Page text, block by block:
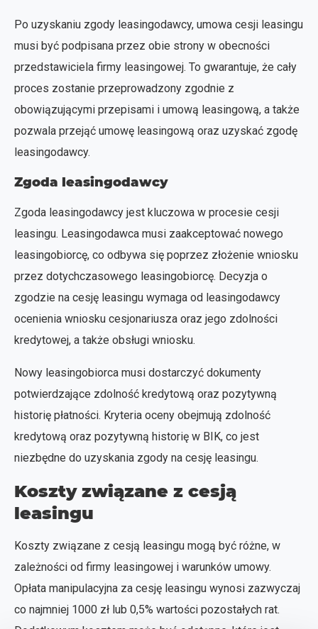
Po uzyskaniu zgody leasingodawcy, umowa cesji leasingu
musi być podpisana przez obie strony w obecności
przedstawiciela firmy leasingowej. To gwarantuje, że cały
proces zostanie przeprowadzony zgodnie z
obowiązującymi przepisami i umową leasingową, a także
pozwala przejąć umowę leasingową oraz uzyskać zgodę
leasingodawcy.
Zgoda leasingodawcy
Zgoda leasingodawcy jest kluczowa w procesie cesji
leasingu. Leasingodawca musi zaakceptować nowego
leasingobiorcę, co odbywa się poprzez złożenie wniosku
przez dotychczasowego leasingobiorcę. Decyzja o
zgodzie na cesję leasingu wymaga od leasingodawcy
ocenienia wniosku cesjonariusza oraz jego zdolności
kredytowej, a także obsługi wniosku.
Nowy leasingobiorca musi dostarczyć dokumenty
potwierdzające zdolność kredytową oraz pozytywną
historię płatności. Kryteria oceny obejmują zdolność
kredytową oraz pozytywną historię w BIK, co jest
niezbędne do uzyskania zgody na cesję leasingu.
Koszty związane z cesją
leasingu
Koszty związane z cesją leasingu mogą być różne, w
zależności od firmy leasingowej i warunków umowy.
Opłata manipulacyjna za cesję leasingu wynosi zazwyczaj
co najmniej 1000 zł lub 0,5% wartości pozostałych rat.